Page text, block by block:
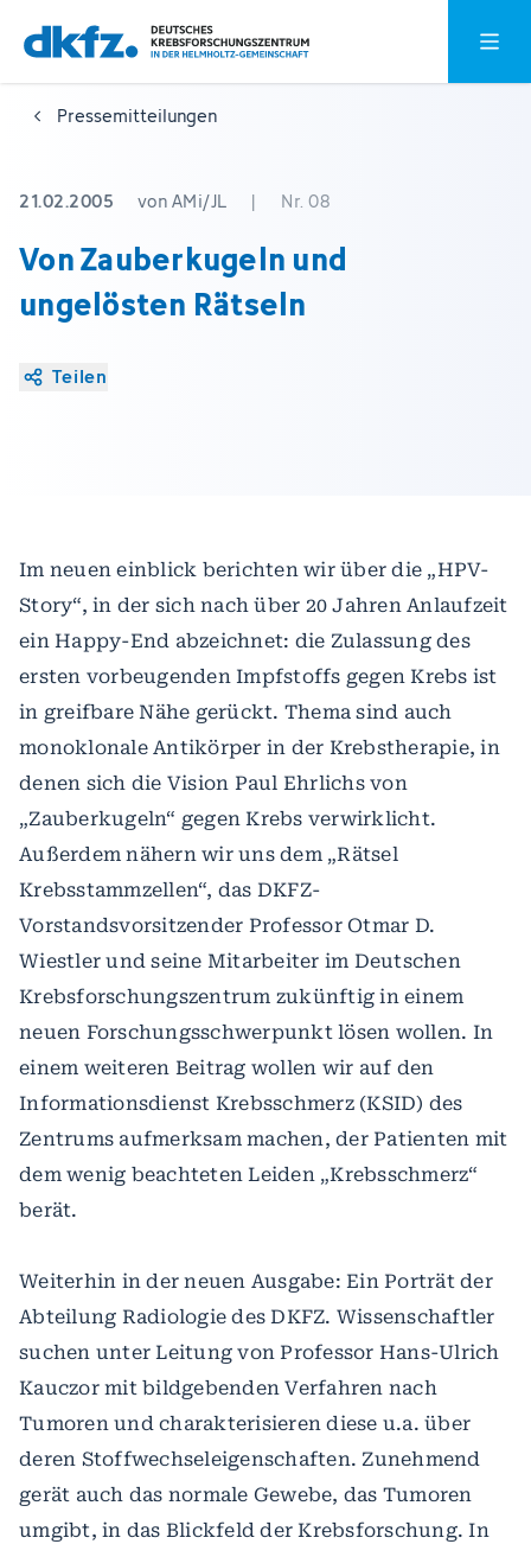
Zum
Hauptinhalt
springen
Zur
Fußzeile
springen
Pressemitteilungen
21.02.2005 von AMi/JL | Nr. 08
Von Zauberkugeln und
ungelösten Rätseln
Teilen
Im neuen einblick berichten wir über die „HPV-
Story“, in der sich nach über 20 Jahren Anlaufzeit
ein Happy-End abzeichnet: die Zulassung des
ersten vorbeugenden Impfstoffs gegen Krebs ist
in greifbare Nähe gerückt. Thema sind auch
monoklonale Antikörper in der Krebstherapie, in
denen sich die Vision Paul Ehrlichs von
„Zauberkugeln“ gegen Krebs verwirklicht.
Außerdem nähern wir uns dem „Rätsel
Krebsstammzellen“, das DKFZ-
Vorstandsvorsitzender Professor Otmar D.
Wiestler und seine Mitarbeiter im Deutschen
Krebsforschungszentrum zukünftig in einem
neuen Forschungsschwerpunkt lösen wollen. In
einem weiteren Beitrag wollen wir auf den
Informationsdienst Krebsschmerz (KSID) des
Zentrums aufmerksam machen, der Patienten mit
dem wenig beachteten Leiden „Krebsschmerz“
berät.
Weiterhin in der neuen Ausgabe: Ein Porträt der
Abteilung Radiologie des DKFZ. Wissenschaftler
suchen unter Leitung von Professor Hans-Ulrich
Kauczor mit bildgebenden Verfahren nach
Tumoren und charakterisieren diese u.a. über
deren Stoffwechseleigenschaften. Zunehmend
gerät auch das normale Gewebe, das Tumoren
umgibt, in das Blickfeld der Krebsforschung. In